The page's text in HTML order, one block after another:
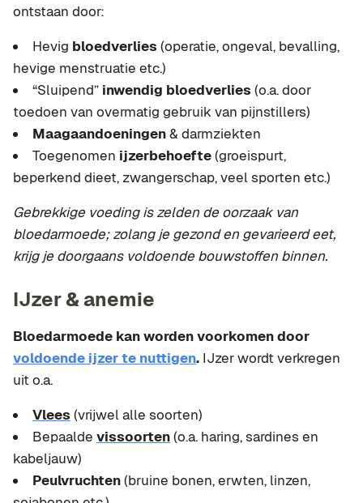
ontstaan door:
Hevig bloedverlies (operatie, ongeval, bevalling,
hevige menstruatie etc.)
“Sluipend” inwendig bloedverlies (o.a. door
toedoen van overmatig gebruik van pijnstillers)
Maagaandoeningen& darmziekten
Toegenomen ijzerbehoefte(groeispurt,
beperkend dieet, zwangerschap, veel sporten etc.)
Gebrekkige voeding is zelden de oorzaak van
bloedarmoede; zolang je gezond en gevarieerd eet,
krijg je doorgaans voldoende bouwstoffen binnen.
IJzer & anemie
Bloedarmoede kan worden voorkomen door
voldoende ijzer te nuttigen. IJzer wordt verkregen
uit o.a.
Vlees (vrijwel alle soorten)
Bepaalde vissoorten(o.a. haring, sardines en
kabeljauw)
Peulvruchten(bruine bonen, erwten, linzen,